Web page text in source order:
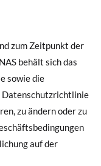
zum Zeitpunkt der
behält sich das
sowie die
Datenschutzrichtlinie
zu ändern oder zu
auf der